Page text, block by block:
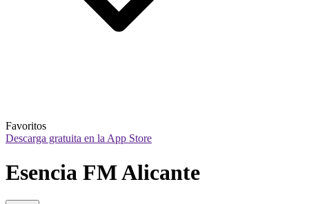
Favoritos
Descarga gratuita en la App Store
Esencia FM Alicante